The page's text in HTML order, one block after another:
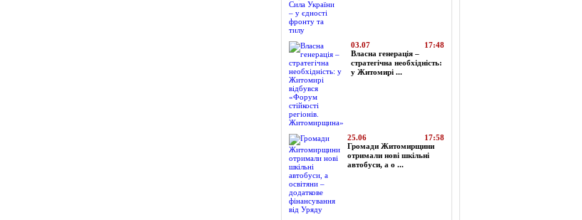
03.07
17:48
Власна генерація –
стратегічна необхідність:
у Житомирі ...
25.06
17:58
Громади Житомирщини
отримали нові шкільні
автобуси, а о ...